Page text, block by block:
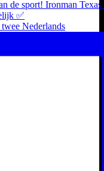
Nederlands